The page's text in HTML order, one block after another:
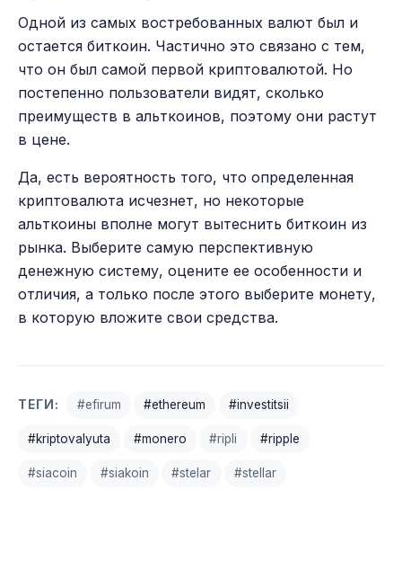
Одной из самых востребованных валют был и
остается биткоин. Частично это связано с тем,
что он был самой первой криптовалютой. Но
постепенно пользователи видят, сколько
преимуществ в альткоинов, поэтому они растут
в цене.
Да, есть вероятность того, что определенная
криптовалюта исчезнет, но некоторые
альткоины вполне могут вытеснить биткоин из
рынка. Выберите самую перспективную
денежную систему, оцените ее особенности и
отличия, а только после этого выберите монету,
в которую вложите свои средства.
ТЕГИ: #efirum #ethereum #investitsii
#kriptovalyuta #monero #ripli #ripple
#siacoin #siakoin #stelar #stellar